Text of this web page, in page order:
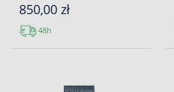
850,00 zł
48h